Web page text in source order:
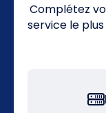
Complétez
service le